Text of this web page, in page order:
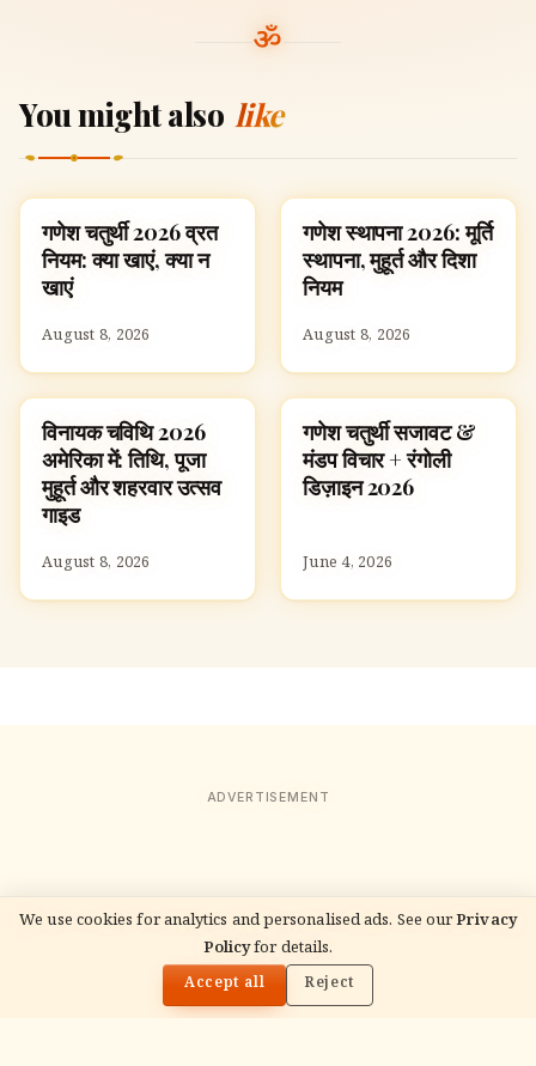
We use cookies for analytics and personalised ads. See ourPrivacy
Policyfor details.
Accept all Reject
You might also like
FESTIVALS
गणेश चतुर्थी 2026 व्रत
नियम: क्या खाएं, क्या न
खाएं
August 8, 2026
FESTIVALS
गणेश स्थापना 2026: मूर्ति
स्थापना, मुहूर्त और दिशा
नियम
August 8, 2026
FESTIVALS
विनायक चविथि 2026
अमेरिका में: तिथि, पूजा
मुहूर्त और शहरवार उत्सव
गाइड
August 8, 2026
GANESH CHATURTHI
गणेश चतुर्थी सजावट &
मंडप विचार + रंगोली
डिज़ाइन 2026
June 4, 2026
गणेश चतुर्थी 2026 व्रत नियम: क्या खाएं, क्या न खाएं
ADVERTISEMENT